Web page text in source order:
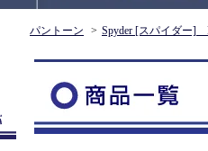
パントーン > Spyder [スパイダー]